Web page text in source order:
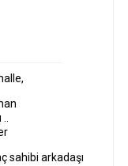
arkadaşı